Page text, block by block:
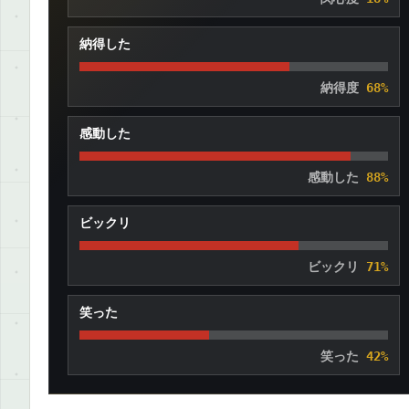
納得した
納得度 68%
感動した
感動した 88%
ビックリ
ビックリ 71%
笑った
笑った 42%